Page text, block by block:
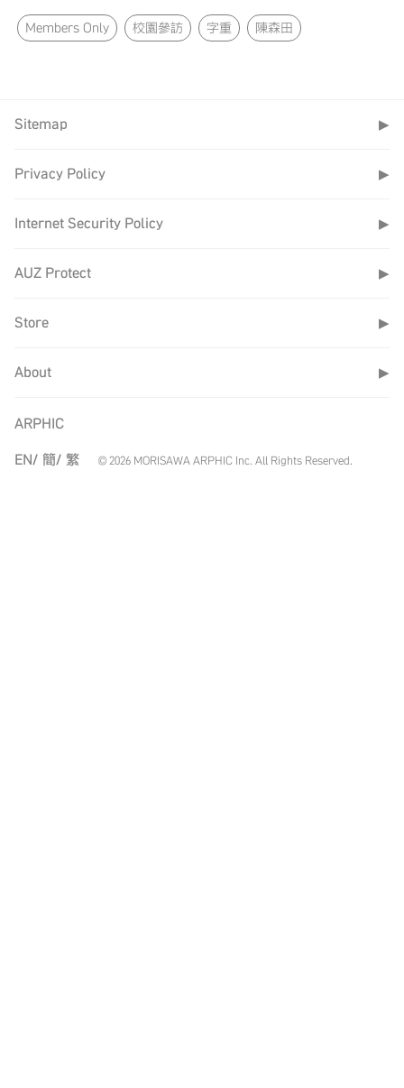
Members Only 校園參訪 字重 陳森田
Sitemap ▶
Privacy Policy ▶
Internet Security Policy ▶
AUZ Protect ▶
Store ▶
About ▶
ARPHIC
EN/ 簡/ 繁 © 2026 MORISAWA ARPHIC Inc. All Rights Reserved.